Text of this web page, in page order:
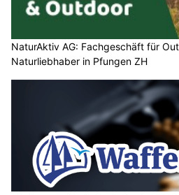
NaturAktiv AG: Fachgeschäft für
Naturliebhaber in Pfungen ZH